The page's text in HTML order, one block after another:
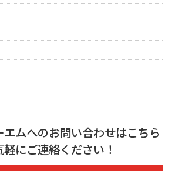
ムへのお問い合わせはこちら
にご連絡ください！